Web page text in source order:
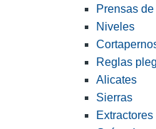
Prensas
Niveles
Reglas
Alicates
Sierras